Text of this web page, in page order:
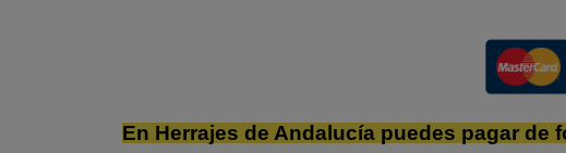
En Herrajes de Andalucía puedes pagar de